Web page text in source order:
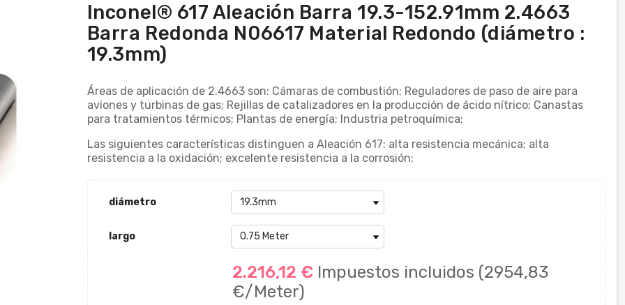
Inconel® 617 Aleación Barra 19.3-152.91mm 2.4663
Barra Redonda N06617 Material Redondo (diámetro :
19.3mm)
Áreas de aplicación de 2.4663 son: Cámaras de combustión; Reguladores de paso de aire para
aviones y turbinas de gas; Rejillas de catalizadores en la producción de ácido nítrico; Canastas
para tratamientos térmicos; Plantas de energía; Industria petroquímica;
Las siguientes características distinguen a Aleación 617: alta resistencia mecánica; alta
resistencia a la oxidación; excelente resistencia a la corrosión;
diámetro
largo
2.216,12 € Impuestos incluidos (2954,83
€/Meter)